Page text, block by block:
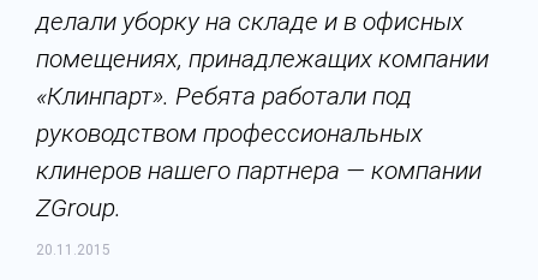
делали уборку на складе и в офисных
помещениях, принадлежащих компании
«Клинпарт». Ребята работали под
руководством профессиональных
клинеров нашего партнера — компании
ZGroup.
20.11.2015